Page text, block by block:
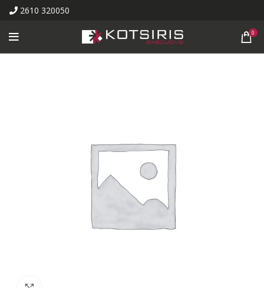
2610 320050
0